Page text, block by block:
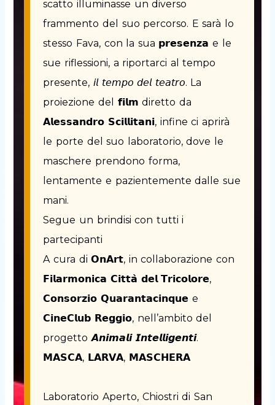
scatto illuminasse un diverso
frammento del suo percorso. E sarà lo
stesso Fava, con la sua 𝗽𝗿𝗲𝘀𝗲𝗻𝘇𝗮 e le
sue riflessioni, a riportarci al tempo
presente, 𝘪𝘭 𝘵𝘦𝘮𝘱𝘰 𝘥𝘦𝘭 𝘵𝘦𝘢𝘵𝘳𝘰. La
proiezione del 𝗳𝗶𝗹𝗺 diretto da
𝗔𝗹𝗲𝘀𝘀𝗮𝗻𝗱𝗿𝗼 𝗦𝗰𝗶𝗹𝗹𝗶𝘁𝗮𝗻𝗶, infine ci aprirà
le porte del suo laboratorio, dove le
maschere prendono forma,
lentamente e pazientemente dalle sue
mani.
Segue un brindisi con tutti i
partecipanti
A cura di 𝗢𝗻𝗔𝗿𝘁, in collaborazione con
𝗙𝗶𝗹𝗮𝗿𝗺𝗼𝗻𝗶𝗰𝗮 𝗖𝗶𝘁𝘁𝗮̀ 𝗱𝗲𝗹 𝗧𝗿𝗶𝗰𝗼𝗹𝗼𝗿𝗲,
𝗖𝗼𝗻𝘀𝗼𝗿𝘇𝗶𝗼 𝗤𝘂𝗮𝗿𝗮𝗻𝘁𝗮𝗰𝗶𝗻𝗾𝘂𝗲 e
𝗖𝗶𝗻𝗲𝗖𝗹𝘂𝗯 𝗥𝗲𝗴𝗴𝗶𝗼, nell’ambito del
progetto 𝘼𝙣𝙞𝙢𝙖𝙡𝙞 𝙄𝙣𝙩𝙚𝙡𝙡𝙞𝙜𝙚𝙣𝙩𝙞.
𝗠𝗔𝗦𝗖𝗔, 𝗟𝗔𝗥𝗩𝗔, 𝗠𝗔𝗦𝗖𝗛𝗘𝗥𝗔
Laboratorio Aperto, Chiostri di San